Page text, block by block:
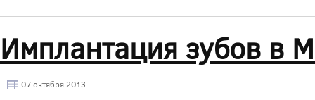
Имплантация зубов в
07 октября 2013